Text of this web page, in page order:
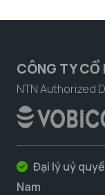
CÔNG TY CỔ
NTN Authorized
Đại lý uỷ
Nam